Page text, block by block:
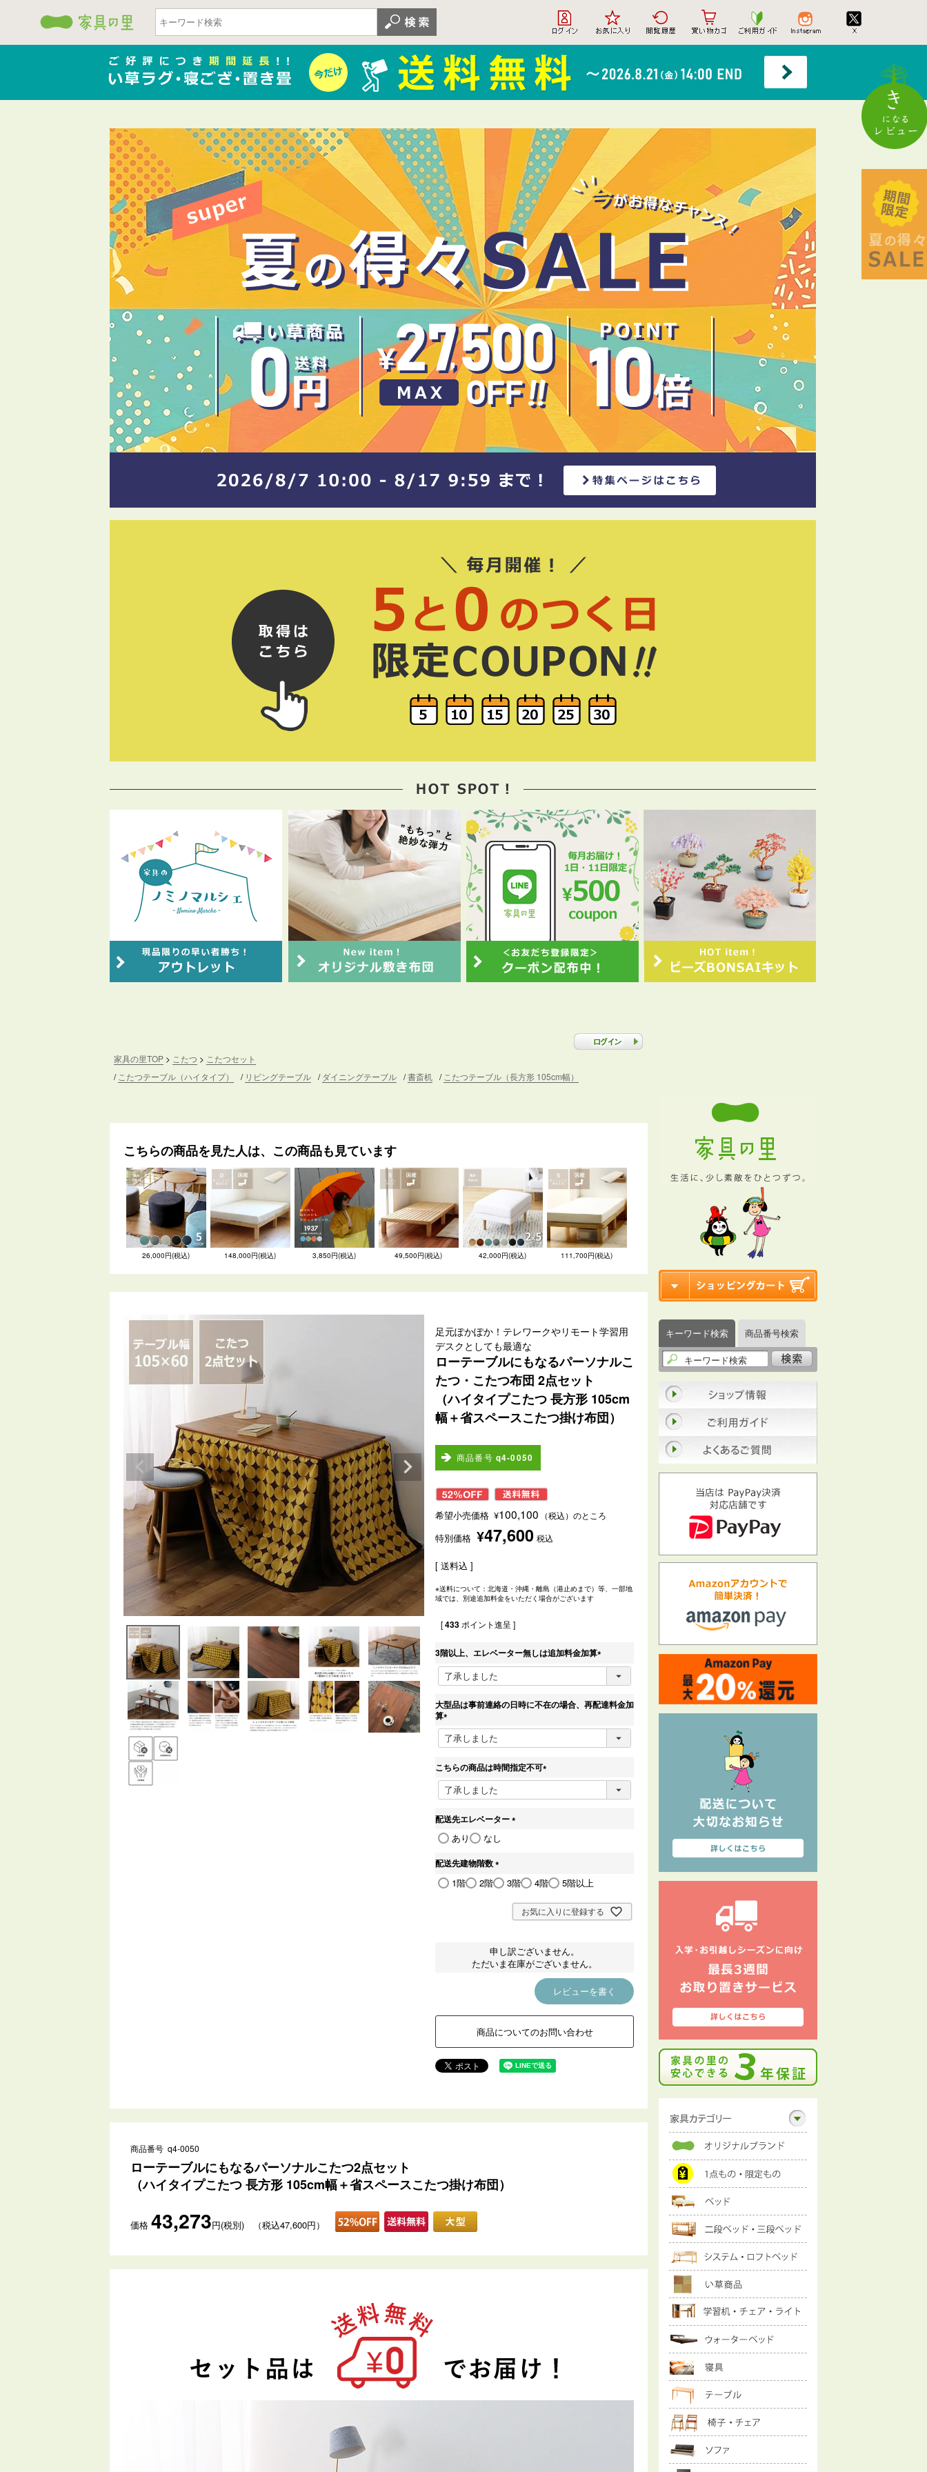
家具の里TOP こたつ
こたつセット
こたつテーブル（ハイタイプ）
リビングテーブル ダイニングテーブル 書斎机 こたつテーブル（長方形 105cm幅）
こちらの商品を見た人は、この商品も見ています
26,000円(税込) 148,000円(税込) 3,850円(税込) 49,500円(税込) 42,000円(税込) 111,700円(税込)
足元ぽかぽか！テレワークやリモート学習用
デスクとしても最適な
ローテーブルにもなるパーソナルこ
たつ・こたつ布団 2点セット
（ハイタイプこたつ 長方形 105cm
幅＋省スペースこたつ掛け布団）
商品番号 q4-0050
希望小売価格 ¥100,100 （税込）のところ
特別価格 ¥47,600 税込
送料込
※送料について：北海道・沖縄・離島（港止めまで）等、一部地
域では、別途追加料金をいただく場合がございます
[433 ポイント進呈 ]
3階以上、エレベーター無しは追加料金加算
(
須
)
大型品は事前連絡の日時に不在の場合、再配達料金加
算
(
必
須
)
こちらの商品は時間指定不可
(
須
配送先エレベーター
あり なし
配送先建物階数
(
必
1階 2階 3階 4階 5階以上
お気に入りに登録する
申し訳ございません。
ただいま在庫がございません。
レビューを書く
商品についてのお問い合わせ
商品番号 q4-0050
ローテーブルにもなるパーソナルこたつ2点セット
（ハイタイプこたつ 長方形 105cm幅＋省スペースこたつ掛け布団）
価格 43,273円(税別) （税込47,600円）
キーワード検索 商品番号検索